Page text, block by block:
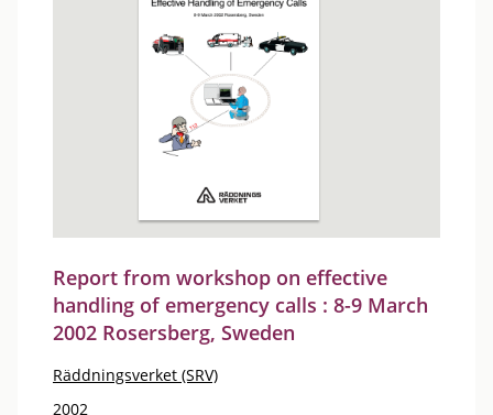
Report from workshop on effective
handling of emergency calls : 8-9 March
2002 Rosersberg, Sweden
Räddningsverket (SRV)
2002